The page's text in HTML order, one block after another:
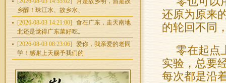
乡醇！珠江水、故乡水、
[2026-08-03 14:21:00]
食在广东，走天南地
北还是觉得广东菜好吃。
[2026-08-03 08:23:06]
爱你，我亲爱的老同
学！感谢上天赐予我们的
还原为原来
的轮回不同
零在起点
实验，总要
每次都是沿